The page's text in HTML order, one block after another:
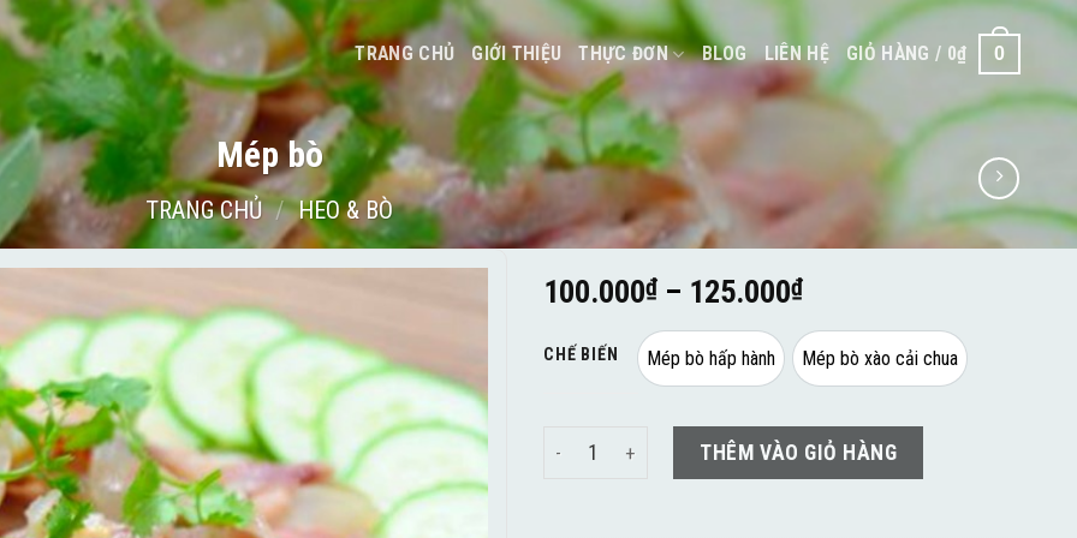
TRANG CHỦ GIỚI THIỆU THỰC ĐƠN BLOG LIÊN HỆ GIỎ HÀNG / 0₫ 0
Mép bò
TRANG CHỦ / HEO & BÒ
100.000₫ – 125.000₫
CHẾ BIẾN Mép bò hấp hành Mép bò xào cải chua
Mép bò số lượng
THÊM VÀO GIỎ HÀNG